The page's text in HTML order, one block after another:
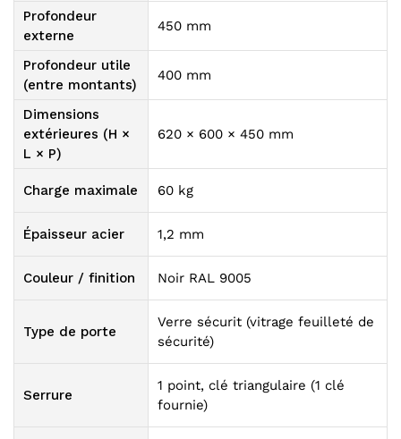
Profondeur
externe
450 mm
Profondeur utile
(entre montants)
400 mm
Dimensions
extérieures (H ×
L × P)
620 × 600 × 450 mm
Charge maximale 60 kg
Épaisseur acier 1,2 mm
Couleur / finition Noir RAL 9005
Type de porte
Verre sécurit (vitrage feuilleté de
sécurité)
Serrure
1 point, clé triangulaire (1 clé
fournie)